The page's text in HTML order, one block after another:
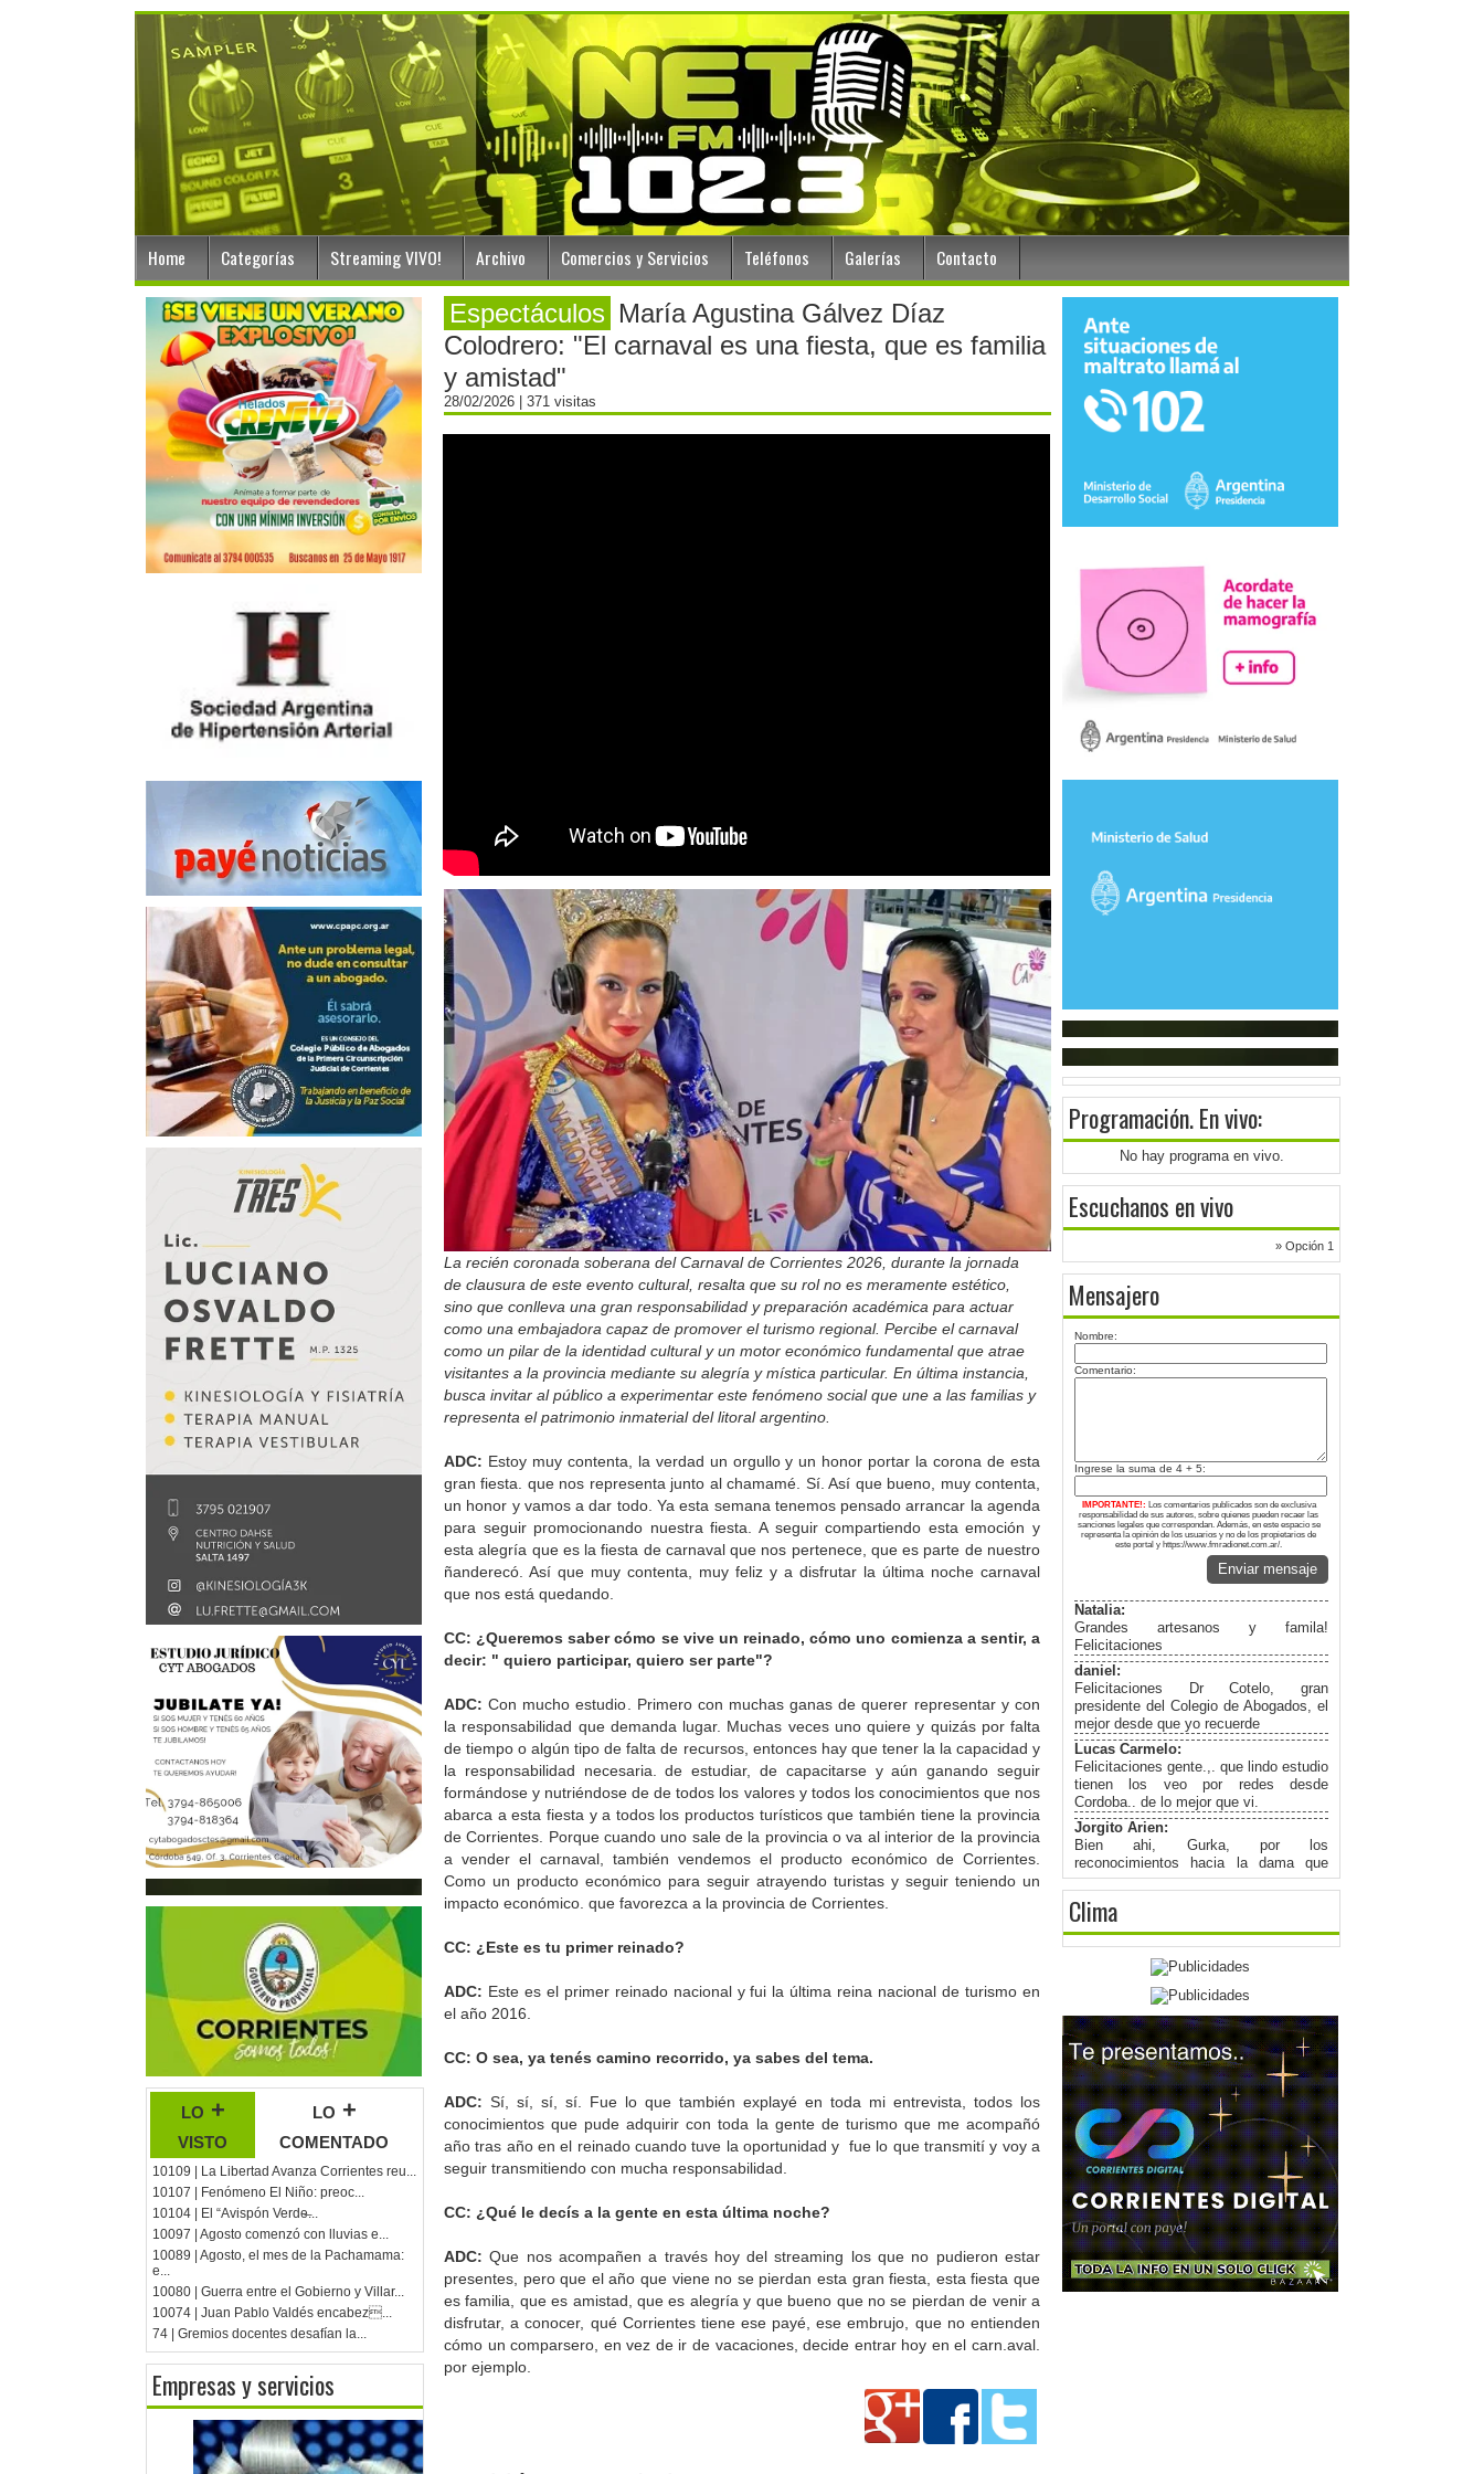
Home Categorías Streaming VIVO! Archivo Comercios y Servicios Teléfonos Galerías Contacto
lo +
visto
lo +
comentado
10109 | La Libertad Avanza Corrientes reu...
10107 | Fenómeno El Niño: preoc...
10104 | El “Avispón Verde̶...
10097 | Agosto comenzó con lluvias e...
10089 | Agosto, el mes de la Pachamama:
e...
10080 | Guerra entre el Gobierno y Villar...
10074 | Juan Pablo Valdés encabez...
74 | Gremios docentes desafían la...
Empresas y servicios
Espectáculos María Agustina Gálvez Díaz
Colodrero: "El carnaval es una fiesta, que es familia
y amistad"
28/02/2026 | 371 visitas
La recién coronada soberana del Carnaval de Corrientes 2026, durante la jornada
de clausura de este evento cultural, resalta que su rol no es meramente estético,
sino que conlleva una gran responsabilidad y preparación académica para actuar
como una embajadora capaz de promover el turismo regional. Percibe el carnaval
como un pilar de la identidad cultural y un motor económico fundamental que atrae
visitantes a la provincia mediante su alegría y mística particular. En última instancia,
busca invitar al público a experimentar este fenómeno social que une a las familias y
representa el patrimonio inmaterial del litoral argentino.
ADC: Estoy muy contenta, la verdad un orgullo y un honor portar la corona de esta
gran fiesta. que nos representa junto al chamamé. Sí. Así que bueno, muy contenta,
un honor y vamos a dar todo. Ya esta semana tenemos pensado arrancar la agenda
para seguir promocionando nuestra fiesta. A seguir compartiendo esta emoción y
esta alegría que es la fiesta de carnaval que nos pertenece, que es parte de nuestro
ñanderecó. Así que muy contenta, muy feliz y a disfrutar la última noche carnaval
que nos está quedando.
CC: ¿Queremos saber cómo se vive un reinado, cómo uno comienza a sentir, a
decir: " quiero participar, quiero ser parte"?
ADC: Con mucho estudio. Primero con muchas ganas de querer representar y con
la responsabilidad que demanda lugar. Muchas veces uno quiere y quizás por falta
de tiempo o algún tipo de falta de recursos, entonces hay que tener la la capacidad y
la responsabilidad necesaria. de estudiar, de capacitarse y aún ganando seguir
formándose y nutriéndose de de todos los valores y todos los conocimientos que nos
abarca a esta fiesta y a todos los productos turísticos que también tiene la provincia
de Corrientes. Porque cuando uno sale de la provincia o va al interior de la provincia
a vender el carnaval, también vendemos el producto económico de Corrientes.
Como un producto económico para seguir atrayendo turistas y seguir teniendo un
impacto económico. que favorezca a la provincia de Corrientes.
CC: ¿Este es tu primer reinado?
ADC: Este es el primer reinado nacional y fui la última reina nacional de turismo en
el año 2016.
CC: O sea, ya tenés camino recorrido, ya sabes del tema.
ADC: Sí, sí, sí, sí. Fue lo que también explayé en toda mi entrevista, todos los
conocimientos que pude adquirir con toda la gente de turismo que me acompañó
año tras año en el reinado cuando tuve la oportunidad y fue lo que transmití y voy a
seguir transmitiendo con mucha responsabilidad.
CC: ¿Qué le decís a la gente en esta última noche?
ADC: Que nos acompañen a través hoy del streaming los que no pudieron estar
presentes, pero que el año que viene no se pierdan esta gran fiesta, esta fiesta que
es familia, que es amistad, que es alegría y que bueno que no se pierdan de venir a
disfrutar, a conocer, qué Corrientes tiene ese payé, ese embrujo, que no entienden
cómo un comparsero, en vez de ir de vacaciones, decide entrar hoy en el carn.aval.
por ejemplo.
Programación. En vivo:
No hay programa en vivo.
Escuchanos en vivo
» Opción 1
Mensajero
Nombre:
Comentario:
Ingrese la suma de 4 + 5:
IMPORTANTE!: Los comentarios publicados son de exclusiva
responsabilidad de sus autores, sobre quienes pueden recaer las
sanciones legales que correspondan. Además, en este espacio se
representa la opinión de los usuarios y no de los propietarios de
este portal y https://www.fmradionet.com.ar/.
Enviar mensaje
Natalia:
Grandes artesanos y famila!
Felicitaciones
daniel:
Felicitaciones Dr Cotelo, gran
presidente del Colegio de Abogados, el
mejor desde que yo recuerde
Lucas Carmelo:
Felicitaciones gente.,. que lindo estudio
tienen los veo por redes desde
Cordoba.. de lo mejor que vi.
Jorgito Arien:
Bien ahi, Gurka, por los
reconocimientos hacia la dama que
tenemos cada uno, porque detras de
Jorgito Arien:
Muy profesional como siempre amigo
Gurka Dj, Congratulation, y los
mayores exitos.-
jorgito Arien:
fBuenas noches a Fm Net, para un
amigo Gurka gran conocedor de la
musica disco y mas.gran
persona,profesional del derecho y un
gran amiog.Exitos gurka te lo mereces.
Alejandra :
Saludos a la Dra Gladys Avalos desde
España
Horacio Billordo:
saludos a la familia del Club Nea Sport
en su cumpleaños n° 19. MUCHAS
FELICIDADES!!!
Francisco:
Saludos para la Lara Croft de la radio!
Melanie:
Clima